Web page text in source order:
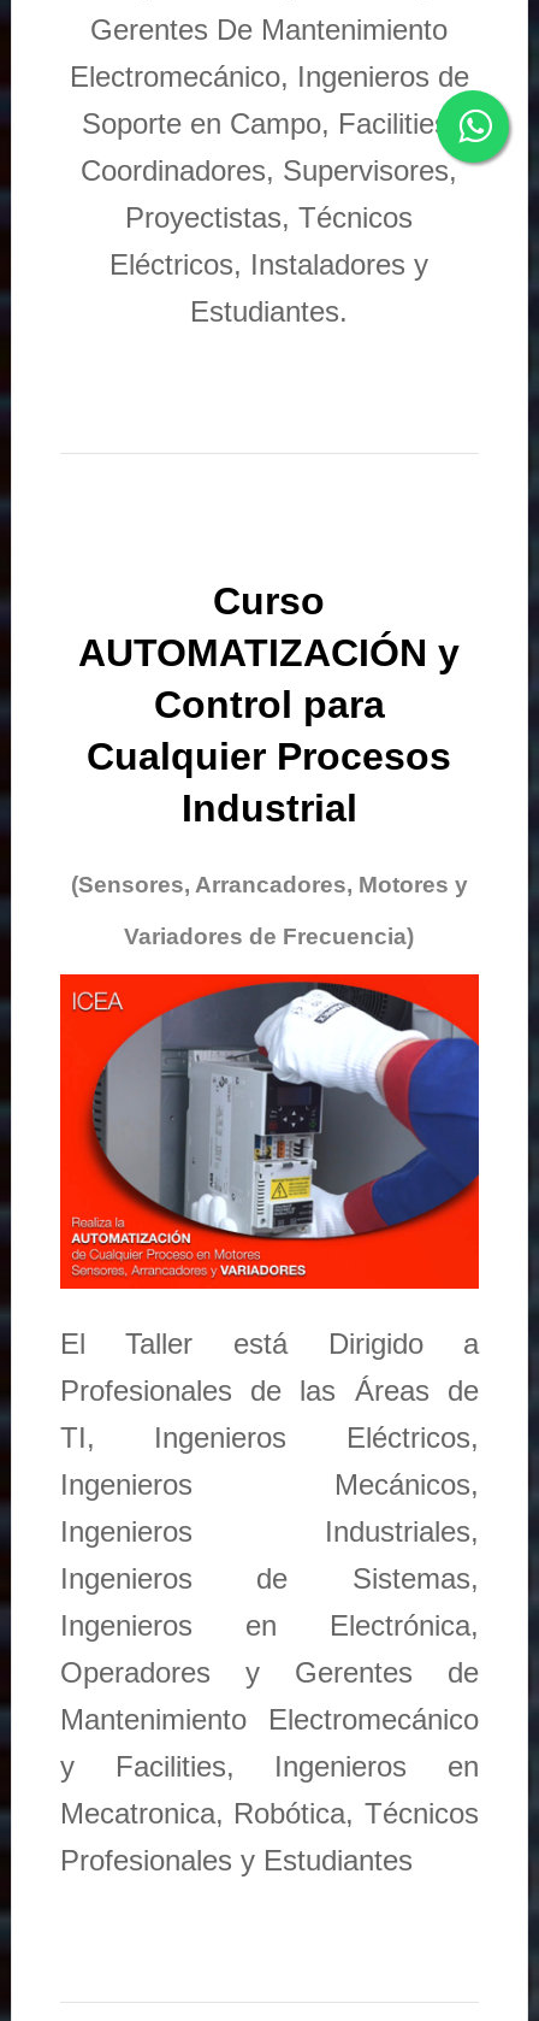
Gerentes De Mantenimiento
Electromecánico, Ingenieros de
Soporte en Campo, Facilities,
Coordinadores, Supervisores,
Proyectistas, Técnicos
Eléctricos, Instaladores y
Estudiantes.
Curso
AUTOMATIZACIÓN y
Control para
Cualquier Procesos
Industrial
(Sensores, Arrancadores, Motores y
Variadores de Frecuencia)
El Taller está Dirigido a
Profesionales de las Áreas de
TI, Ingenieros Eléctricos,
Ingenieros Mecánicos,
Ingenieros Industriales,
Ingenieros de Sistemas,
Ingenieros en Electrónica,
Operadores y Gerentes de
Mantenimiento Electromecánico
y Facilities, Ingenieros en
Mecatronica, Robótica, Técnicos
Profesionales y Estudiantes